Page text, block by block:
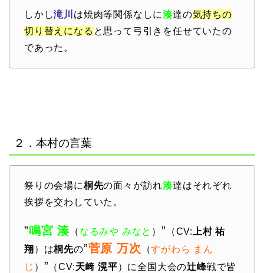
しかし滝川 は焼肉等関係なしに湊達の気持ちの
切り替えになる と思って弓引きを任せていたの
であった。
２．本村の言葉
祭りの会場に桐先の面々が訪れ湊達はそれぞれ
挨拶を交わしていた。
”鳴宮 湊 （ なるみや みなと ） ” （CV:
上村 祐
翔 ）は桐先の”菅原 万次 （すがわら まん
じ ） ” （CV:天﨑 滉平）に全国大会の辻峰戦で皆